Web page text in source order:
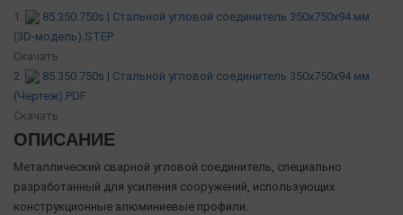
1.
85.350.750s | Стальной угловой соединитель 350х750х94 мм
(3D-модель).STEP
Скачать
2.
85.350.750s | Стальной угловой соединитель 350х750х94 мм
(Чертеж).PDF
Скачать
ОПИСАНИЕ
Металлический сварной угловой соединитель, специально
разработанный для усиления сооружений, использующих
конструкционные алюминиевые профили.